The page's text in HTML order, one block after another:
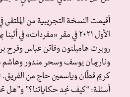
الأول ٢٠٢١ في مقر «مفردات» في
روبرت هاميلتون وفاتن عباس وفرح
وناريمان يوسف وسحر مندور وهاشم
كريم قطّان وياسمين حاج من الفريق.
أسئلة: “كيف نجد حكاياتنا؟” و”هل